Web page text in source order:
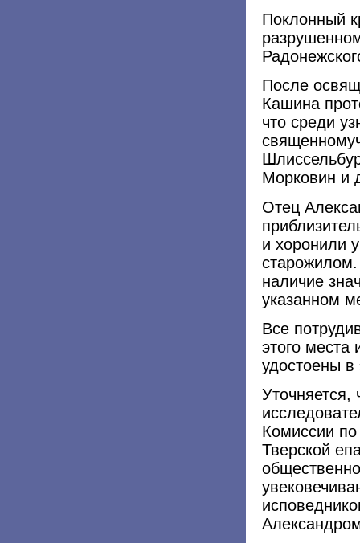
Поклонный
После
Кашина
что среди
Морковин и
Отец
и хоронили
наличие
указанном
Все
этого места
удостоены в
Уточняется,
Комиссии
Тверской